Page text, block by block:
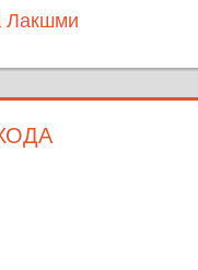
Лакшми